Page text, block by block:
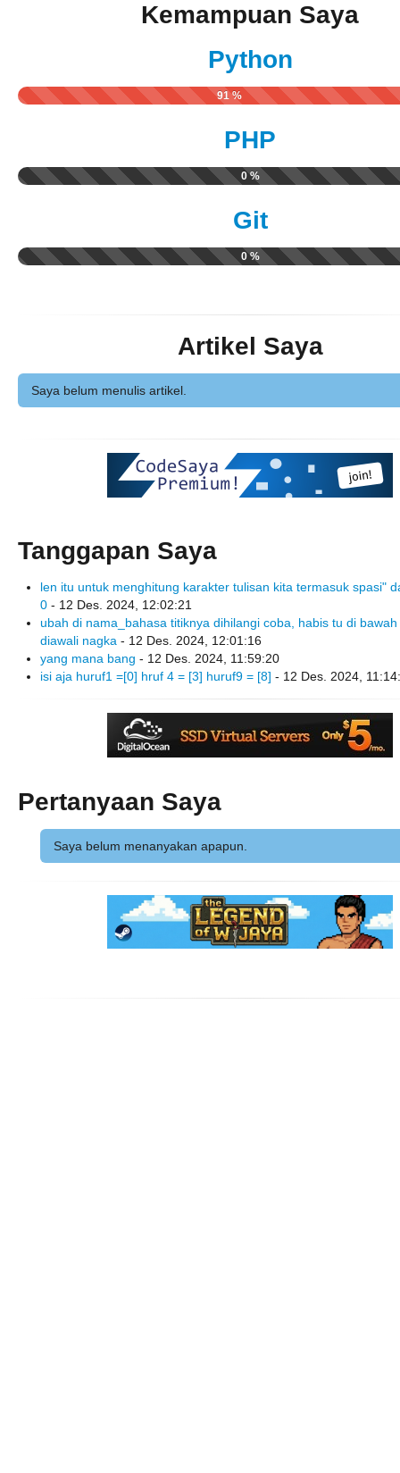
Kemampuan Saya
Python
91 %
PHP
0 %
Git
0 %
Artikel Saya
Saya belum menulis artikel.
Tanggapan Saya
len itu untuk menghitung karakter tulisan kita termasuk spasi"
0 - 12 Des. 2024, 12:02:21
ubah di nama_bahasa titiknya dihilangi coba, habis tu di
diawali nagka - 12 Des. 2024, 12:01:16
yang mana bang - 12 Des. 2024, 11:59:20
isi aja huruf1 =[0] hruf 4 = [3] huruf9 = [8] - 12 Des. 2024,
Pertanyaan Saya
Saya belum menanyakan apapun.